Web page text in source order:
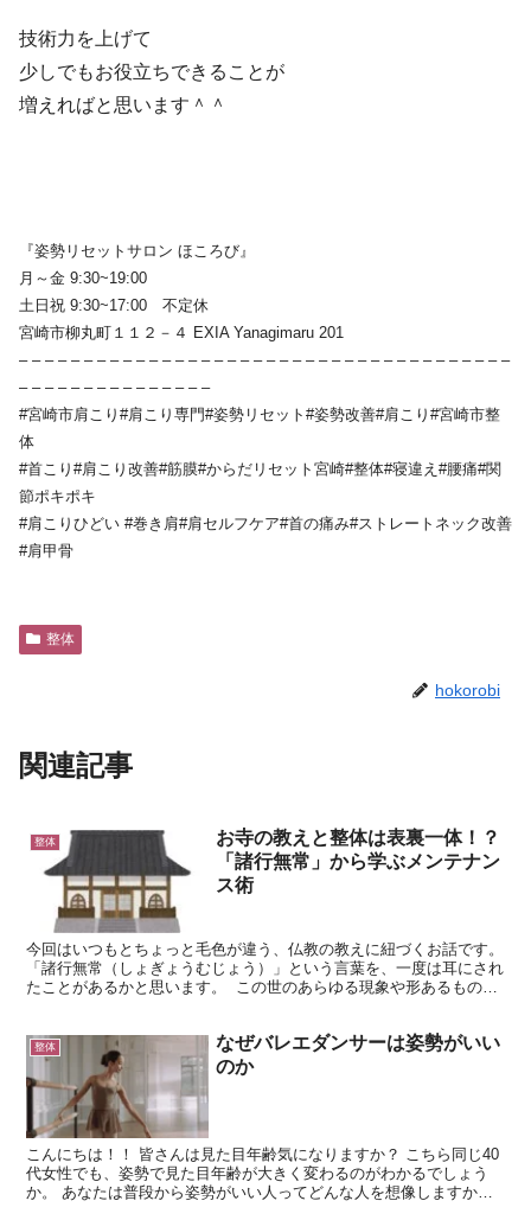
技術力を上げて
少しでもお役立ちできることが
増えればと思います＾＾
『姿勢リセットサロン ほころび』
月～金 9:30~19:00
土日祝 9:30~17:00 不定休
宮崎市柳丸町１１２－４ EXIA Yanagimaru 201
– – – – – – – – – – – – – – – – – – – – – – – – – – – – – – – – – – – – – –
– – – – – – – – – – – – – – –
#宮崎市肩こり#肩こり専門#姿勢リセット#姿勢改善#肩こり#宮崎市整
体
#首こり#肩こり改善#筋膜#からだリセット宮崎#整体#寝違え#腰痛#関
節ポキポキ
#肩こりひどい #巻き肩#肩セルフケア#首の痛み#ストレートネック改善
#肩甲骨
整体
hokorobi
関連記事
整体
お寺の教えと整体は表裏一体！？
「諸行無常」から学ぶメンテナン
ス術
今回はいつもとちょっと毛色が違う、仏教の教えに紐づくお話です。
「諸行無常（しょぎょうむじょう）」という言葉を、一度は耳にされ
たことがあるかと思います。 この世のあらゆる現象や形あるもの
整体
なぜバレエダンサーは姿勢がいい
のか
こんにちは！！ 皆さんは見た目年齢気になりますか？ こちら同じ40
代女性でも、姿勢で見た目年齢が大きく変わるのがわかるでしょう
か。 あなたは普段から姿勢がいい人ってどんな人を想像しますか？